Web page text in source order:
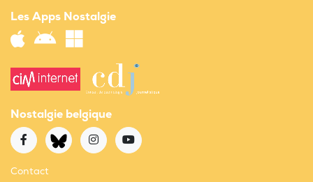
Les Apps Nostalgie
Nostalgie belgique
Contact